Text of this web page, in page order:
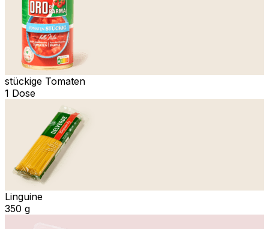
stückige Tomaten
1 Dose
Linguine
350 g